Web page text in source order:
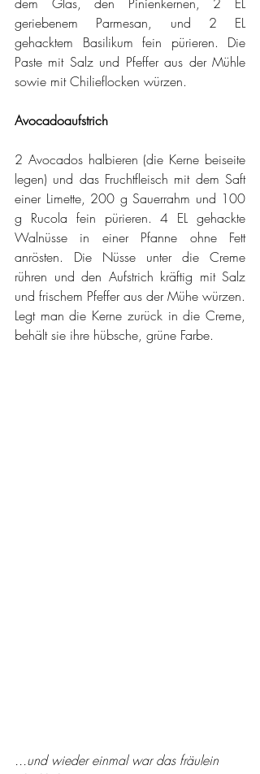
geriebenem Parmesan, und 2 EL
gehacktem Basilikum fein pürieren. Die
Paste mit Salz und Pfeffer aus der Mühle
sowie mit Chilieflocken würzen.
Avocadoaufstrich
2 Avocados halbieren (die Kerne beiseite
legen) und das Fruchtfleisch mit dem Saft
einer Limette, 200 g Sauerrahm und 100
g Rucola fein pürieren. 4 EL gehackte
Walnüsse in einer Pfanne ohne Fett
anrösten. Die Nüsse unter die Creme
rühren und den Aufstrich kräftig mit Salz
und frischem Pfeffer aus der Mühe würzen.
Legt man die Kerne zurück in die Creme,
behält sie ihre hübsche, grüne Farbe.
...und wieder einmal war das fräulein